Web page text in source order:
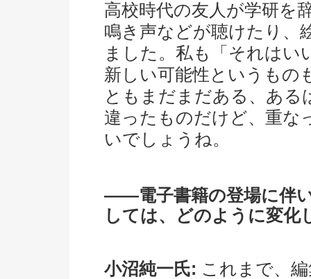
高校時代の友人が学研を
鳴き声などが聴けたり、
ました。私も「それはい
新しい可能性というもの
ともまだまだある、あ
違ったものだけど、重な
いでしょうね。
――電子書籍の登場に伴
しては、どのように変化
小沼純一氏: これまで、